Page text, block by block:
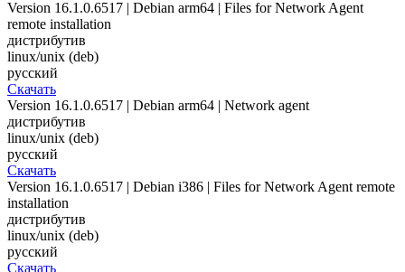
Version 16.1.0.6517 | Debian arm64 | Files for Network Agent
remote installation
дистрибутив
linux/unix (deb)
русский
Скачать
Version 16.1.0.6517 | Debian arm64 | Network agent
дистрибутив
linux/unix (deb)
русский
Скачать
Version 16.1.0.6517 | Debian i386 | Files for Network Agent remote
installation
дистрибутив
linux/unix (deb)
русский
Скачать